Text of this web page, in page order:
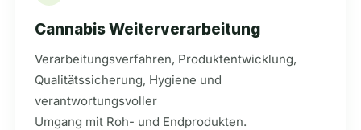
Cannabis Weiterverarbeitung
Verarbeitungsverfahren, Produktentwicklung,
Qualitätssicherung, Hygiene und
verantwortungsvoller
Umgang mit Roh- und Endprodukten.